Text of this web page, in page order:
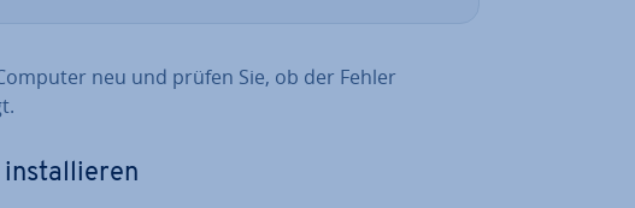
neu und prüfen Sie, ob der Fehler
in­stal­lie­ren